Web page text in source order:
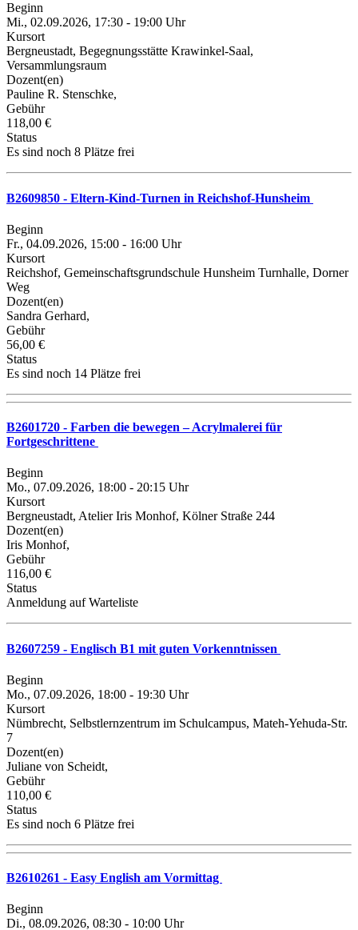
Beginn
Mi., 02.09.2026, 17:30 - 19:00 Uhr
Kursort
Bergneustadt, Begegnungsstätte Krawinkel-Saal,
Versammlungsraum
Dozent(en)
Pauline R. Stenschke,
Gebühr
118,00 €
Status
Es sind noch 8 Plätze frei
B2609850 - Eltern-Kind-Turnen in Reichshof-Hunsheim
Beginn
Fr., 04.09.2026, 15:00 - 16:00 Uhr
Kursort
Reichshof, Gemeinschaftsgrundschule Hunsheim Turnhalle, Dorner
Weg
Dozent(en)
Sandra Gerhard,
Gebühr
56,00 €
Status
Es sind noch 14 Plätze frei
B2601720 - Farben die bewegen – Acrylmalerei für
Fortgeschrittene
Beginn
Mo., 07.09.2026, 18:00 - 20:15 Uhr
Kursort
Bergneustadt, Atelier Iris Monhof, Kölner Straße 244
Dozent(en)
Iris Monhof,
Gebühr
116,00 €
Status
Anmeldung auf Warteliste
B2607259 - Englisch B1 mit guten Vorkenntnissen
Beginn
Mo., 07.09.2026, 18:00 - 19:30 Uhr
Kursort
Nümbrecht, Selbstlernzentrum im Schulcampus, Mateh-Yehuda-Str.
7
Dozent(en)
Juliane von Scheidt,
Gebühr
110,00 €
Status
Es sind noch 6 Plätze frei
B2610261 - Easy English am Vormittag
Beginn
Di., 08.09.2026, 08:30 - 10:00 Uhr